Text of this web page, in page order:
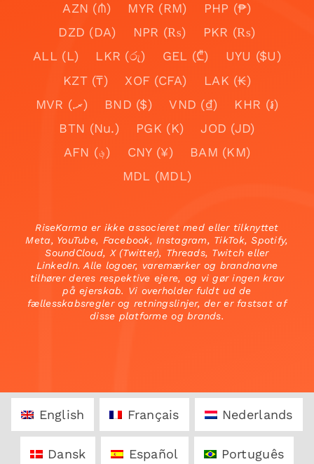
AZN (₼)
MYR (RM)
PHP (₱)
DZD (DA)
NPR (₨)
PKR (₨)
ALL (L)
LKR (රු) GEL (₾)
UYU ($U)
KZT (₸)
XOF (CFA)
LAK (₭)
MVR (.ރ)
BND ($) VND (₫)
KHR (៛)
BTN (Nu.)
PGK (K)
JOD (JD)
AFN (؋)
CNY (¥)
BAM (KM)
MDL (MDL)
RiseKarma er ikke associeret med eller tilknyttet
Meta, YouTube, Facebook, Instagram, TikTok, Spotify,
SoundCloud, X (Twitter), Threads, Twitch eller
LinkedIn. Alle logoer, varemærker og brandnavne
tilhører deres respektive ejere, og vi gør ingen krav
på ejerskab. Vi overholder fuldt ud de
fællesskabsregler og retningslinjer, der er fastsat af
disse platforme og brands.
English Français Nederlands
Dansk Español Português